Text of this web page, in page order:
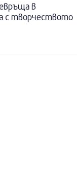
в
с творчеството